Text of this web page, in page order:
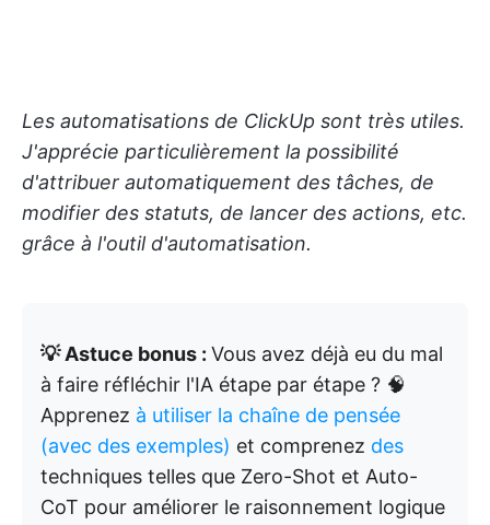
Les automatisations de ClickUp sont très utiles.
J'apprécie particulièrement la possibilité
d'attribuer automatiquement des tâches, de
modifier des statuts, de lancer des actions, etc.
grâce à l'outil d'automatisation.
💡 Astuce bonus : Vous avez déjà eu du mal
à faire réfléchir l'IA étape par étape ? 🧠
Apprenez à utiliser la chaîne de pensée
(avec des exemples) et comprenez des
techniques telles que Zero-Shot et Auto-
CoT pour améliorer le raisonnement logique